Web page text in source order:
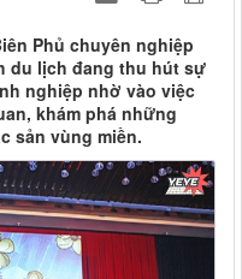
Phủ chuyên nghiệp
du lịch đang thu hút sự
nghiệp nhờ vào việc
khám phá những
sản vùng miền.